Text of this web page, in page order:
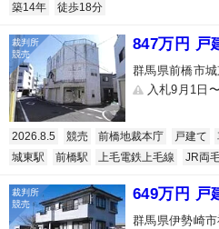
築14年 徒歩18分
847万円 戸
群馬県前橋市
入札9月1日〜
2026.8.5 競売 前橋地裁本庁 戸建て
城東駅
前橋駅 上毛電鉄上毛線 JR両
649万円 戸
群馬県伊勢崎